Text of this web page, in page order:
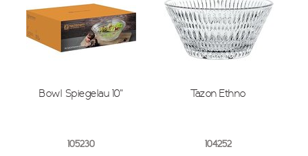
Bowl Spiegelau 10"
105230
Tazon Ethno
104252